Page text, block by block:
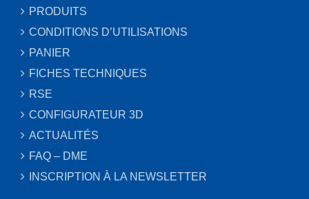
PRODUITS
CONDITIONS D’UTILISATIONS
PANIER
FICHES TECHNIQUES
RSE
CONFIGURATEUR 3D
ACTUALITÉS
FAQ – DME
INSCRIPTION À LA NEWSLETTER